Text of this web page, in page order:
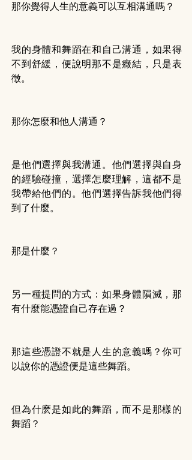
那你覺得人生的意義可以互相溝通嗎？
我的身體和舞蹈在和自己溝通，如果得
不到舒緩，便說明那不是癥結，只是表
徵。
那你怎麼和他人溝通？
是他們選擇與我溝通。他們選擇與自身
的經驗碰撞，選擇怎麼理解，這都不是
我帶給他們的。他們選擇告訴我他們得
到了什麼。
那是什麼？
另一種提問的方式：如果身體隕滅，那
有什麼能憑證自己存在過？
那這些憑證不就是人生的意義嗎？你可
以說你的憑證便是這些舞蹈。
但為什麽是如此的舞蹈，而不是那樣的
舞蹈？